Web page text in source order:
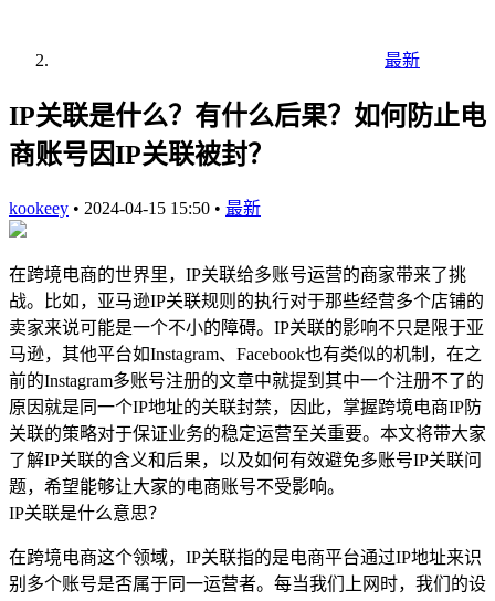
最新
IP关联是什么？有什么后果？如何防止电
商账号因IP关联被封？
kookeey • 2024-04-15 15:50 • 最新
在跨境电商的世界里，IP关联给多账号运营的商家带来了挑
战。比如，亚马逊IP关联规则的执行对于那些经营多个店铺的
卖家来说可能是一个不小的障碍。IP关联的影响不只是限于亚
马逊，其他平台如Instagram、Facebook也有类似的机制，在之
前的Instagram多账号注册的文章中就提到其中一个注册不了的
原因就是同一个IP地址的关联封禁，因此，掌握跨境电商IP防
关联的策略对于保证业务的稳定运营至关重要。本文将带大家
了解IP关联的含义和后果，以及如何有效避免多账号IP关联问
题，希望能够让大家的电商账号不受影响。
IP关联是什么意思？
在跨境电商这个领域，IP关联指的是电商平台通过IP地址来识
别多个账号是否属于同一运营者。每当我们上网时，我们的设